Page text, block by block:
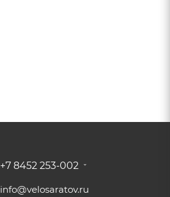
+7 8452 253-002
info@velosaratov.ru